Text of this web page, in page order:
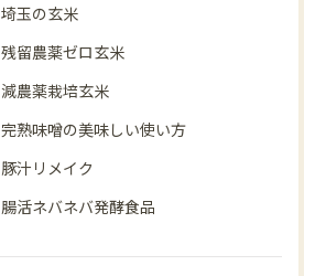
埼玉の玄米
残留農薬ゼロ玄米
減農薬栽培玄米
完熟味噌の美味しい使い方
豚汁リメイク
腸活ネバネバ発酵食品